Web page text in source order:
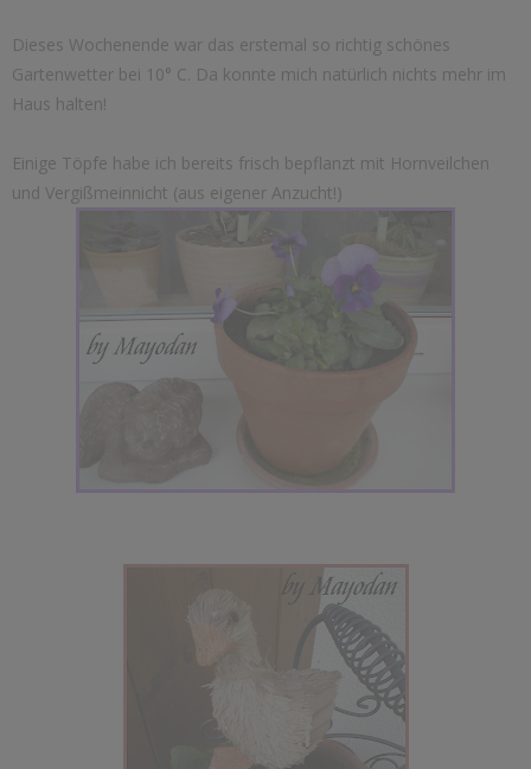
Dieses Wochenende war das erstemal so richtig schönes
Gartenwetter bei 10° C. Da konnte mich natürlich nichts mehr im
Haus halten!
Einige Töpfe habe ich bereits frisch bepflanzt mit Hornveilchen
und Vergißmeinnicht (aus eigener Anzucht!)